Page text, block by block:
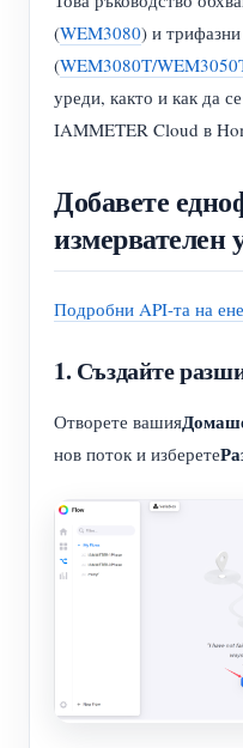
(WEM3080) и трифазни
(WEM3080T/
уреди, както и как да
IAMMETER Cloud в
Добавете
измервателен
Подробни API-та на
1. Създайте
Отворете вашия
нов поток и изберете